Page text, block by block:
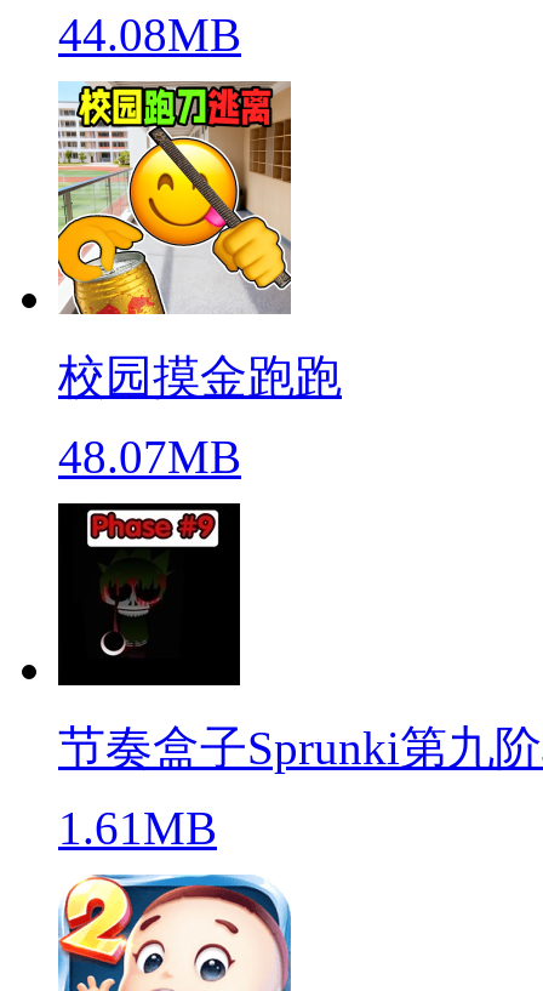
44.08MB
校园摸金跑跑
48.07MB
节奏盒子Sprunki第九
1.61MB